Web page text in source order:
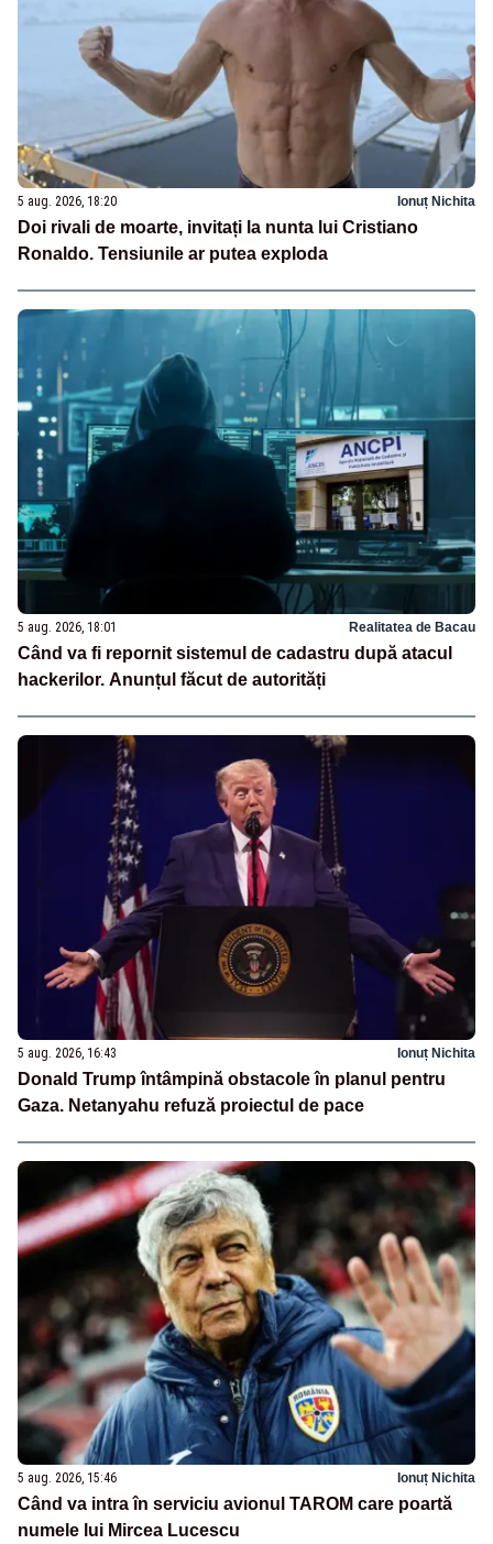
5 aug. 2026, 18:20 Ionuț Nichita
Doi rivali de moarte, invitați la nunta lui Cristiano
Ronaldo. Tensiunile ar putea exploda
5 aug. 2026, 18:01 Realitatea de Bacau
Când va fi repornit sistemul de cadastru după atacul
hackerilor. Anunțul făcut de autorități
5 aug. 2026, 16:43 Ionuț Nichita
Donald Trump întâmpină obstacole în planul pentru
Gaza. Netanyahu refuză proiectul de pace
5 aug. 2026, 15:46 Ionuț Nichita
Când va intra în serviciu avionul TAROM care poartă
numele lui Mircea Lucescu